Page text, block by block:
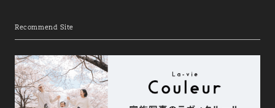
Recommend Site